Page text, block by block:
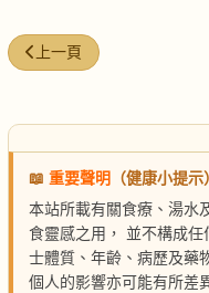
上一篇文章: 保元酒
上一頁
📖 重要聲明
（健康小提示）
本站所載有關食療、湯水
食靈感之用， 並不構成
士體質、年齡、病歷及藥
個人的影響亦可能有所差